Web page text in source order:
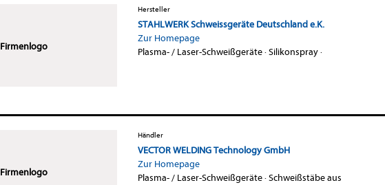
Firmenlogo
Hersteller
STAHLWERK Schweissgeräte Deutschland e.K.
Zur Homepage
Plasma- / Laser-Schweißgeräte·Silikonspray·
Firmenlogo
Händler
VECTOR WELDING Technology GmbH
Zur Homepage
Plasma- / Laser-Schweißgeräte·Schweißstäbe aus